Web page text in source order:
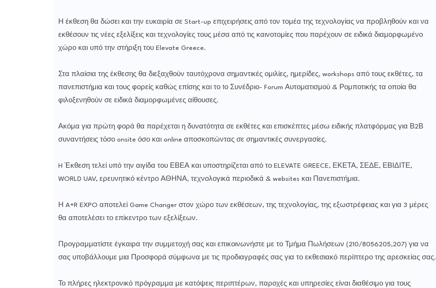
Η έκθεση θα δώσει και την ευκαιρία σε Start-up επιχειρήσεις από τον τομέα της τεχνολογίας να προβληθούν και να
εκθέσουν τις νέες εξελίξεις και τεχνολογίες τους μέσα από τις καινοτομίες που παρέχουν σε ειδικά διαμορφωμένο
χώρο και υπό την στήριξη του Elevate Greece.
Στα πλαίσια της έκθεσης θα διεξαχθούν ταυτόχρονα σημαντικές ομιλίες, ημερίδες, workshops από τους εκθέτες, τα
πανεπιστήμια και τους φορείς καθώς επίσης και το 1ο Συνέδριο- Forum Αυτοματισμού & Ρομποτικής τα οποία θα
φιλοξενηθούν σε ειδικά διαμορφωμένες αίθουσες.
Ακόμα για πρώτη φορά θα παρέχεται η δυνατότητα σε εκθέτες και επισκέπτες μέσω ειδικής πλατφόρμας για Β2Β
συναντήσεις τόσο onsite όσο και online αποσκοπώντας σε σημαντικές συνεργασίες.
H Έκθεση τελεί υπό την αιγίδα του ΕΒΕΑ και υποστηρίζεται από το ELEVATE GREECE, ΕΚΕΤΑ, ΣΕΔΕ, ΕΒΙΔΙΤΕ,
WORLD UAV, ερευνητικό κέντρο ΑΘΗΝΑ, τεχνολογικά περιοδικά & websites και Πανεπιστήμια.
Η A+R EXPO αποτελεί Game Changer στον χώρο των εκθέσεων, της τεχνολογίας, της εξωστρέφειας και για 3 μέρες
θα αποτελέσει το επίκεντρο των εξελίξεων.
Προγραμματίστε έγκαιρα την συμμετοχή σας και επικοινωνήστε με το Τμήμα Πωλήσεων (210/8056205,207) για να
σας υποβάλλουμε μια Προσφορά σύμφωνα με τις προδιαγραφές σας για το εκθεσιακό περίπτερο της αρεσκείας σας.
Το πλήρες ηλεκτρονικό πρόγραμμα με κατόψεις περιπτέρων, παροχές και υπηρεσίες είναι διαθέσιμο για τους